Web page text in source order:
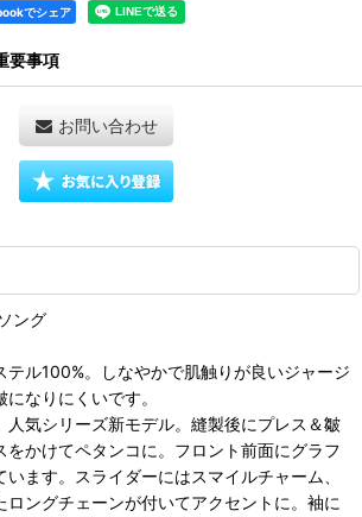
でシェア
要事項
お問い合わせ
ング
テル100%。しなやかで肌触りが良いジャージ
なりにくいです。
人気シリーズ新モデル。縫製後にプレス＆皺
をかけてペタンコに。フロント前面にグラフ
います。スライダーにはスマイルチャーム、
ロングチェーンが付いてアクセントに。袖に